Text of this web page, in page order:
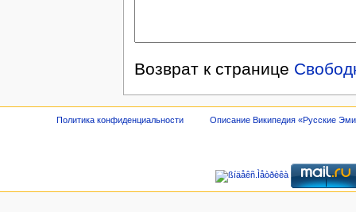
Возврат к странице
Политика конфиденциальности Описание Википедия «Русские